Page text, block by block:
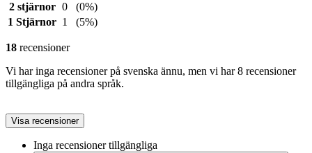
2 stjärnor 0
(0%)
1 Stjärnor 1 (5%)
18 recensioner
Vi har inga recensioner på svenska ännu, men vi har 8 recensioner
tillgängliga på andra språk.
Visa recensioner
Inga recensioner tillgängliga